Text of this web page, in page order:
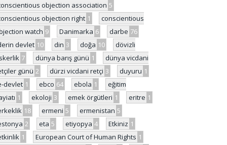
objection association 5
objection right 1
conscientious
watch 9 Danimarka 6 darbe 76
devlet 10 din 3 doğa 10
dövizli
7 dünya barış günü 1
dünya vicdani
günü 2 dürzi vicdani retçi 3 duyuru 1
devlet 1 ebco 64 ebola 1
eğitim
1 ekoloji 3 emek örgütleri 1 eritre 1
18 ermeni 5 ermenistan 5
2 eta 5 etiyopya 4 Etkiniz 1
1 European Court of Human Rights 1